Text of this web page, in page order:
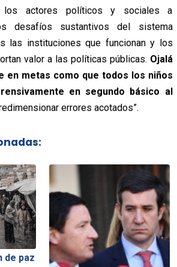
actores políticos y sociales a
desafíos sustantivos del sistema
las instituciones que funcionan y los
valor a las políticas públicas. Ojalá
en metas como que todos los niños
en segundo básico al
errores acotados”.
de paz